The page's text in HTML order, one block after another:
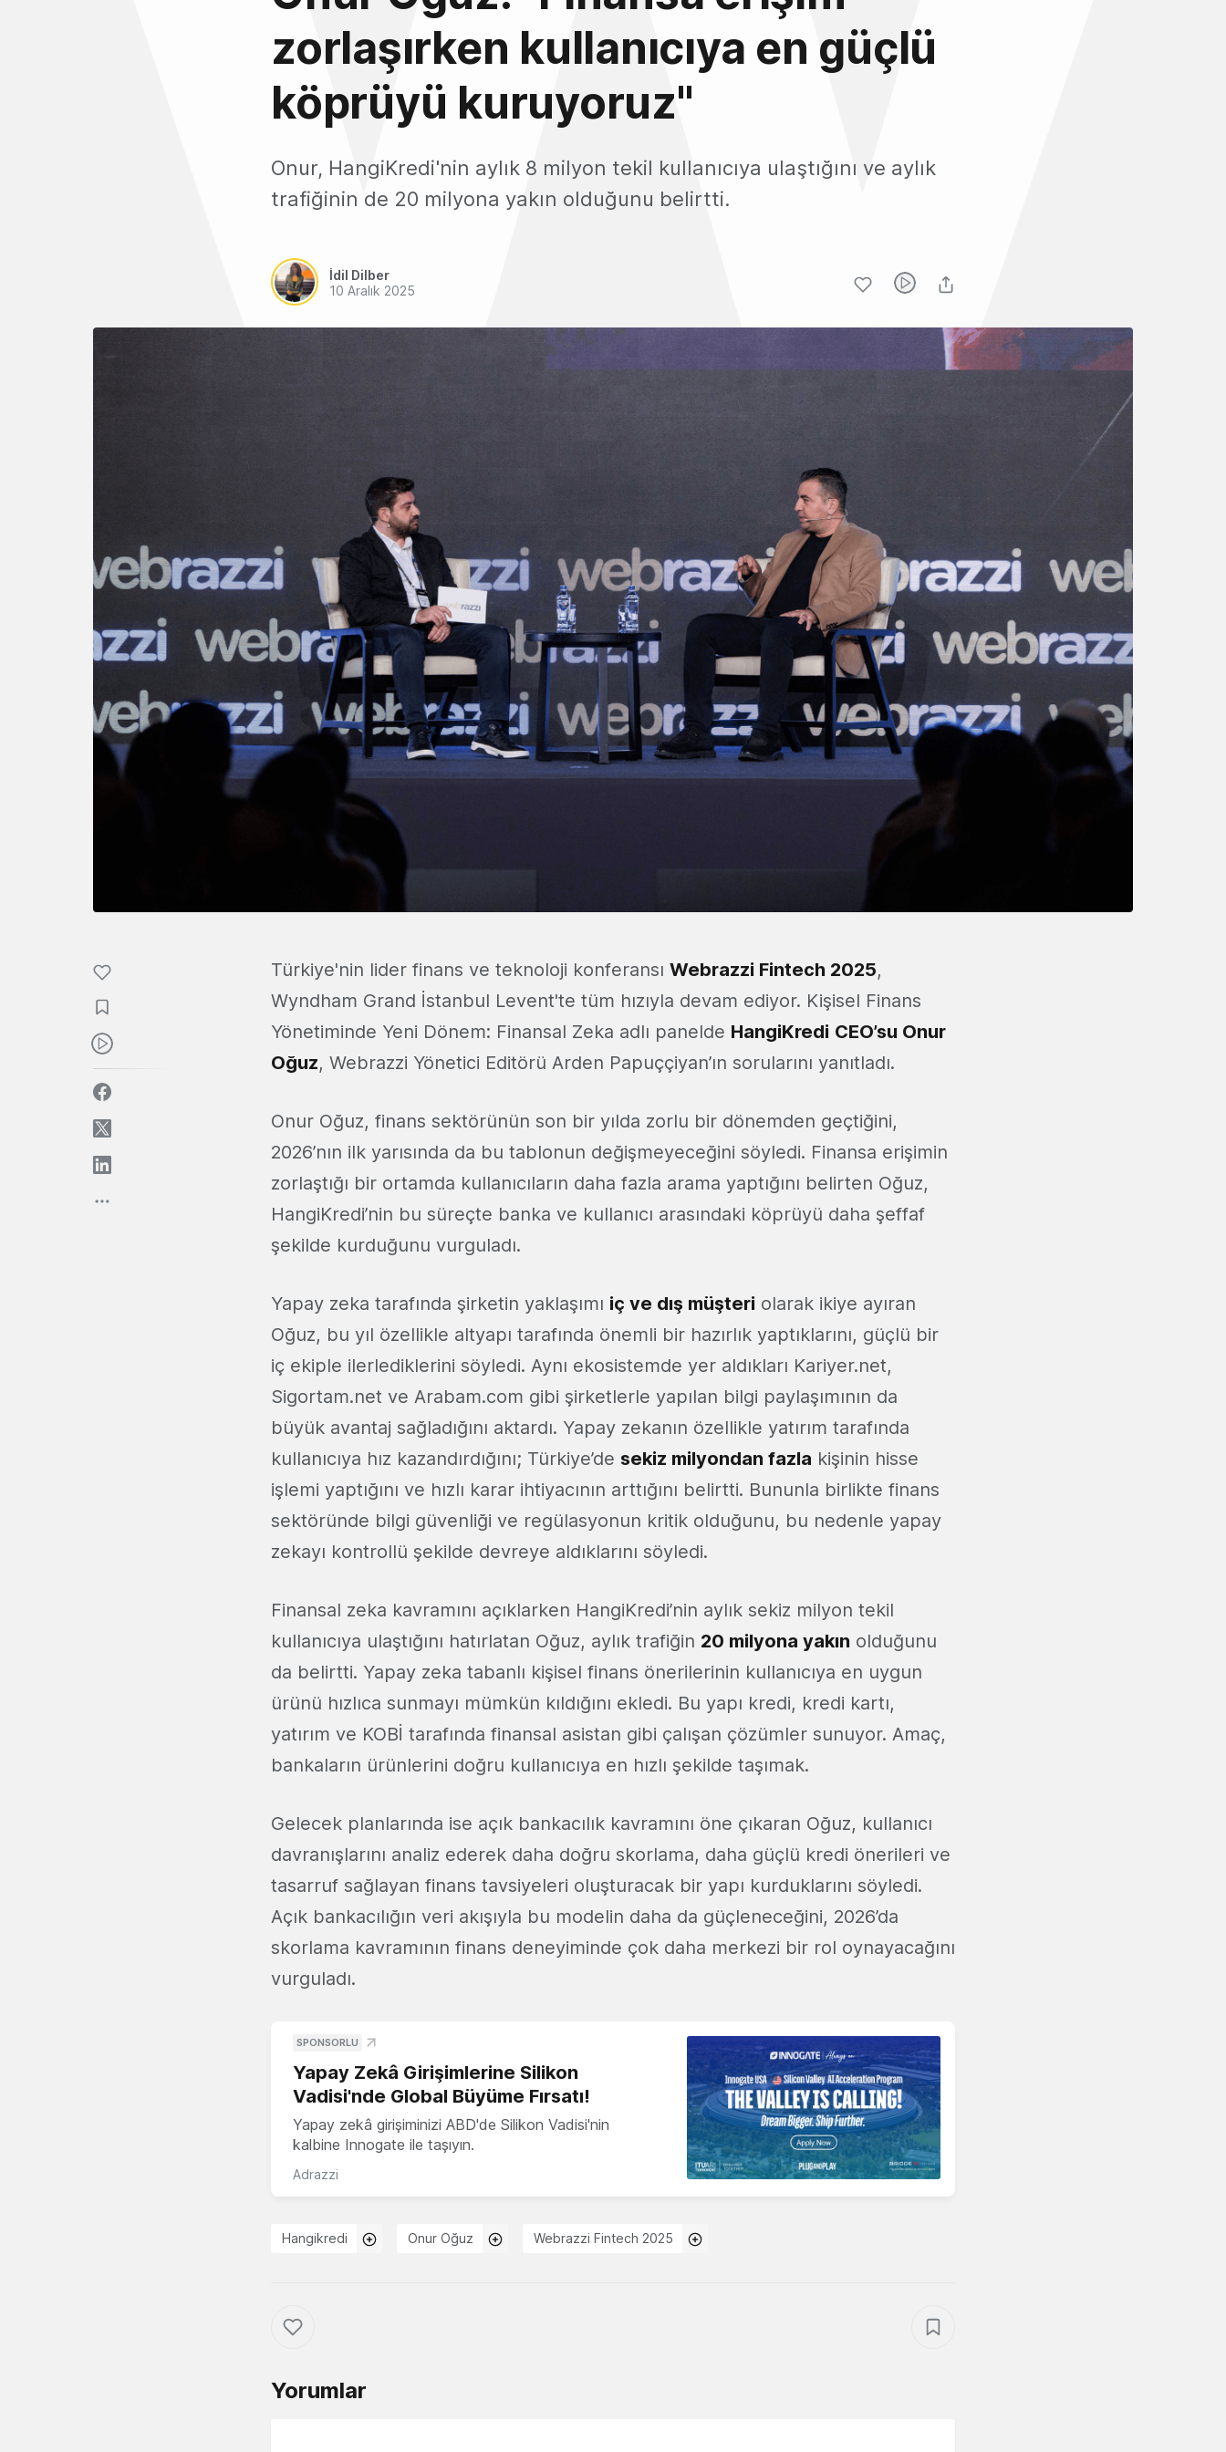
zorlaşırken kullanıcıya en güçlü
köprüyü kuruyoruz"
Onur, HangiKredi'nin aylık 8 milyon tekil kullanıcıya ulaştığını ve aylık
trafiğinin de 20 milyona yakın olduğunu belirtti.
İdil Dilber
10 Aralık 2025
Türkiye'nin lider finans ve teknoloji konferansı Webrazzi Fintech 2025,
Wyndham Grand İstanbul Levent'te tüm hızıyla devam ediyor. Kişisel Finans
Yönetiminde Yeni Dönem: Finansal Zeka adlı panelde HangiKredi CEO’su Onur
Oğuz, Webrazzi Yönetici Editörü Arden Papuççiyan’ın sorularını yanıtladı.
Onur Oğuz, finans sektörünün son bir yılda zorlu bir dönemden geçtiğini,
2026’nın ilk yarısında da bu tablonun değişmeyeceğini söyledi. Finansa erişimin
zorlaştığı bir ortamda kullanıcıların daha fazla arama yaptığını belirten Oğuz,
HangiKredi’nin bu süreçte banka ve kullanıcı arasındaki köprüyü daha şeffaf
şekilde kurduğunu vurguladı.
Yapay zeka tarafında şirketin yaklaşımı iç ve dış müşteri olarak ikiye ayıran
Oğuz, bu yıl özellikle altyapı tarafında önemli bir hazırlık yaptıklarını, güçlü bir
iç ekiple ilerlediklerini söyledi. Aynı ekosistemde yer aldıkları Kariyer.net,
Sigortam.net ve Arabam.com gibi şirketlerle yapılan bilgi paylaşımının da
büyük avantaj sağladığını aktardı. Yapay zekanın özellikle yatırım tarafında
kullanıcıya hız kazandırdığını; Türkiye’de sekiz milyondan fazla kişinin hisse
işlemi yaptığını ve hızlı karar ihtiyacının arttığını belirtti. Bununla birlikte finans
sektöründe bilgi güvenliği ve regülasyonun kritik olduğunu, bu nedenle yapay
zekayı kontrollü şekilde devreye aldıklarını söyledi.
Finansal zeka kavramını açıklarken HangiKredi’nin aylık sekiz milyon tekil
kullanıcıya ulaştığını hatırlatan Oğuz, aylık trafiğin 20 milyona yakın olduğunu
da belirtti. Yapay zeka tabanlı kişisel finans önerilerinin kullanıcıya en uygun
ürünü hızlıca sunmayı mümkün kıldığını ekledi. Bu yapı kredi, kredi kartı,
yatırım ve KOBİ tarafında finansal asistan gibi çalışan çözümler sunuyor. Amaç,
bankaların ürünlerini doğru kullanıcıya en hızlı şekilde taşımak.
Gelecek planlarında ise açık bankacılık kavramını öne çıkaran Oğuz, kullanıcı
davranışlarını analiz ederek daha doğru skorlama, daha güçlü kredi önerileri ve
tasarruf sağlayan finans tavsiyeleri oluşturacak bir yapı kurduklarını söyledi.
Açık bankacılığın veri akışıyla bu modelin daha da güçleneceğini, 2026’da
skorlama kavramının finans deneyiminde çok daha merkezi bir rol oynayacağını
vurguladı.
SPONSORLU
Yapay Zekâ Girişimlerine Silikon
Vadisi'nde Global Büyüme Fırsatı!
Yapay zekâ girişiminizi ABD'de Silikon Vadisi'nin
kalbine Innogate ile taşıyın.
Adrazzi
Hangikredi Onur Oğuz Webrazzi Fintech 2025
Yorumlar